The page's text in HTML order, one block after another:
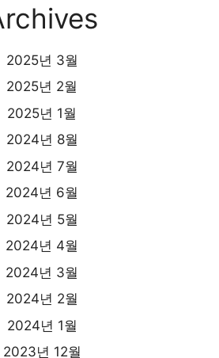
2025년 3월
2025년 2월
2025년 1월
2024년 8월
2024년 7월
2024년 6월
2024년 5월
2024년 4월
2024년 3월
2024년 2월
2024년 1월
2023년 12월